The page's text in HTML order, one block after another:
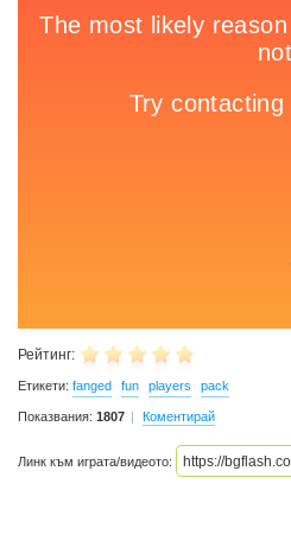
Рейтинг:
Етикети: fanged fun players pack
Показвания: 1807 Коментирай
Линк към играта/видеото: